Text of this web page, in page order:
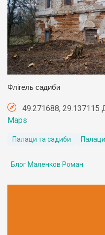
Флігель садиби
49.271688, 29.137115
Maps
Палаци та садиби
Блог Маленков Роман